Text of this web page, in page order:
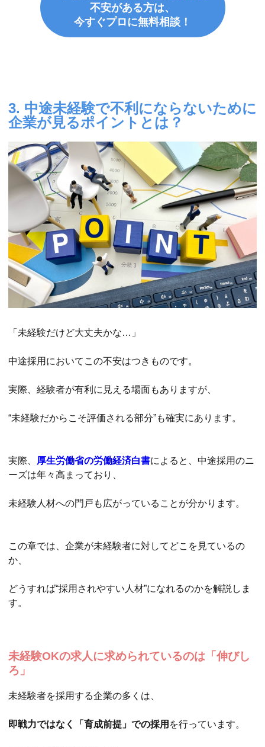
不安がある方は、
今すぐプロに無料相談！
3. 中途未経験で不利にならないために
企業が見るポイントとは？
「未経験だけど大丈夫かな…」
中途採用においてこの不安はつきものです。
実際、経験者が有利に見える場面もありますが、
“未経験だからこそ評価される部分”も確実にあります。
実際、 厚生労働省の労働経済白書によると、中途採用のニ
ーズは年々高まっており、
未経験人材への門戸も広がっていることが分かります。
この章では、企業が未経験者に対してどこを見ているの
か、
どうすれば“採用されやすい人材”になれるのかを解説しま
す。
未経験OKの求人に求められているのは「伸びし
ろ」
未経験者を採用する企業の多くは、
即戦力ではなく「育成前提」での採用 を行っています。